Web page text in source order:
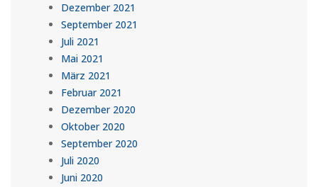
Dezember 2021
September 2021
Juli 2021
Mai 2021
März 2021
Februar 2021
Dezember 2020
Oktober 2020
September 2020
Juli 2020
Juni 2020